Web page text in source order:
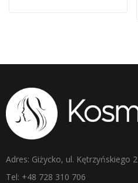
Adres: Giżycko, ul. Kętrzyńskiego 2
Tel: +48 728 310 706